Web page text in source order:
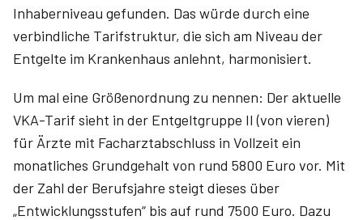
Inhaberniveau gefunden. Das würde durch eine
verbindliche Tarifstruktur, die sich am Niveau der
Entgelte im Krankenhaus anlehnt, harmonisiert.
Um mal eine Größenordnung zu nennen: Der aktuelle
VKA-Tarif sieht in der Entgeltgruppe II (von vieren)
für Ärzte mit Facharztabschluss in Vollzeit ein
monatliches Grundgehalt von rund 5800 Euro vor. Mit
der Zahl der Berufsjahre steigt dieses über
„Entwicklungsstufen“ bis auf rund 7500 Euro. Dazu